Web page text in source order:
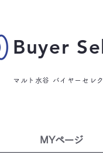
Buyer
マルト水谷 バイヤーセレ
MYページ